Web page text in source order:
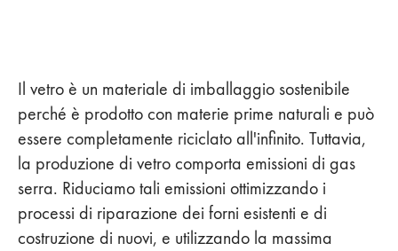
Il vetro è un materiale di imballaggio sostenibile
perché è prodotto con materie prime naturali e può
essere completamente riciclato all'infinito. Tuttavia,
la produzione di vetro comporta emissioni di gas
serra. Riduciamo tali emissioni ottimizzando i
processi di riparazione dei forni esistenti e di
costruzione di nuovi, e utilizzando la massima